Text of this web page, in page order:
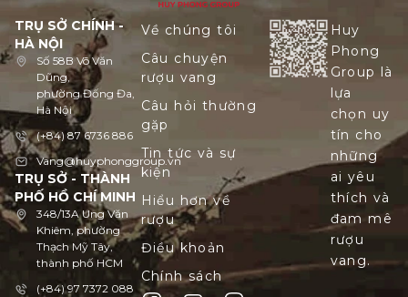
TRỤ SỞ CHÍNH -
HÀ NỘI
Số 58B Võ Văn
Dũng,
phường Đống Đa,
Hà Nội
(+84) 87 6736 886
Vang@huyphonggroup.vn
TRỤ SỞ - THÀNH
PHỐ HỒ CHÍ MINH
348/13A Ung Văn
Khiêm, phường
Thạch Mỹ Tây,
thành phố HCM
(+84) 97 7372 088
Về chúng tôi
Câu chuyện
rượu vang
Câu hỏi thường
gặp
Tin tức và sự
kiện
Hiểu hơn về
rượu
Điều khoản
Chính sách
Huy
Phong
Group là
lựa
chọn uy
tín cho
những
ai yêu
thích và
đam mê
rượu
vang.